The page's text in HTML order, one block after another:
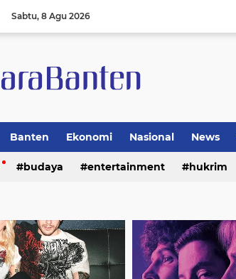
Sabtu 8 Agu 2026
Banten Ekonomi Nasional News
budaya entertainment hukrim